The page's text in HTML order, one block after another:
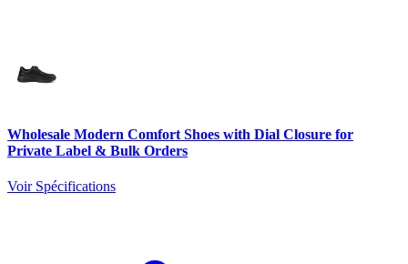
Wholesale Modern Comfort Shoes with Dial Closure for
Private Label & Bulk Orders
Voir Spécifications